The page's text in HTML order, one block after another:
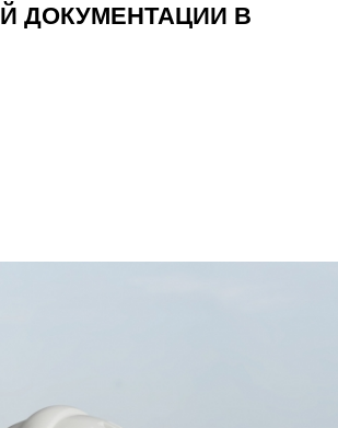
ДОКУМЕНТАЦИИ В